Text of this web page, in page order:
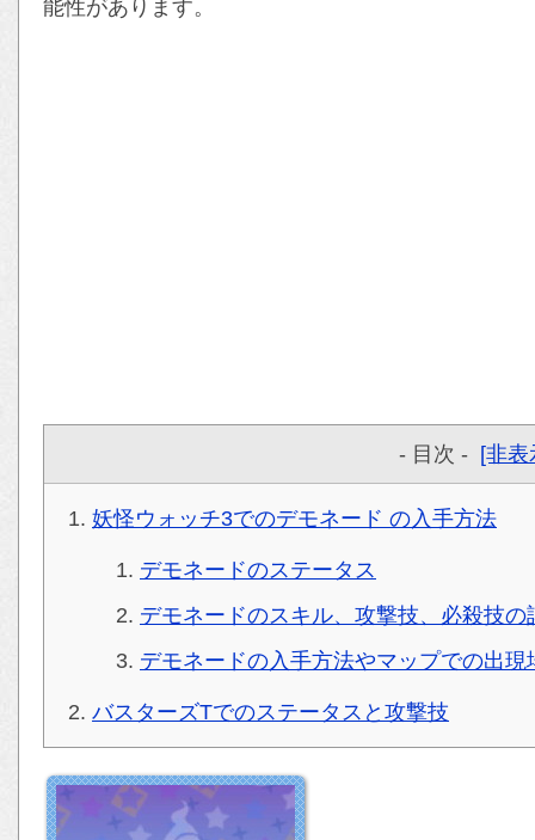
能性があります。
- 目次 - [非表
妖怪ウォッチ3でのデモネード の入手方法
デモネードのステータス
デモネードのスキル、攻撃技、必殺技の
デモネードの入手方法やマップでの出現
バスターズTでのステータスと攻撃技